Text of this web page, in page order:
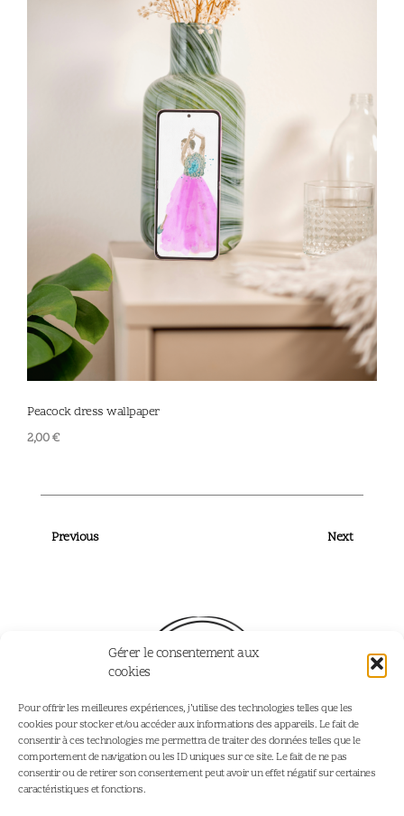
Gérer le consentement aux
cookies
Pour offrir les meilleures expériences, j’utilise des technologies telles que les
cookies pour stocker et/ou accéder aux informations des appareils. Le fait de
consentir à ces technologies me permettra de traiter des données telles que le
comportement de navigation ou les ID uniques sur ce site. Le fait de ne pas
consentir ou de retirer son consentement peut avoir un effet négatif sur certaines
caractéristiques et fonctions.
Peacock dress wallpaper
2,00€
Previous Next
Home